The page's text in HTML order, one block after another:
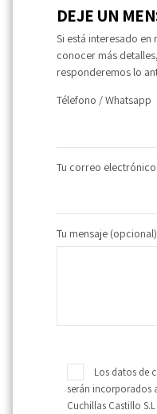
DEJE UN
Si está interesado
conocer más
responderemos lo
Télefono / Whatsapp
Tu correo electrónico
Tu mensaje (opcional)
Los datos de
serán incorporados
Cuchillas Castillo